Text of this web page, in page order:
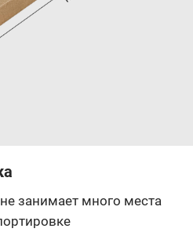
занимает много места